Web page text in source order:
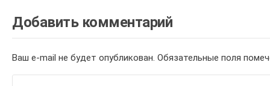
Добавить комментарий
Ваш e-mail не будет опубликован. Обязательные поля